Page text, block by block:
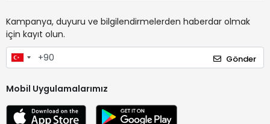
Kampanya, duyuru ve bilgilendirmelerden haberdar olmak
için kayıt olun.
Gönder
Mobil Uygulamalarımız